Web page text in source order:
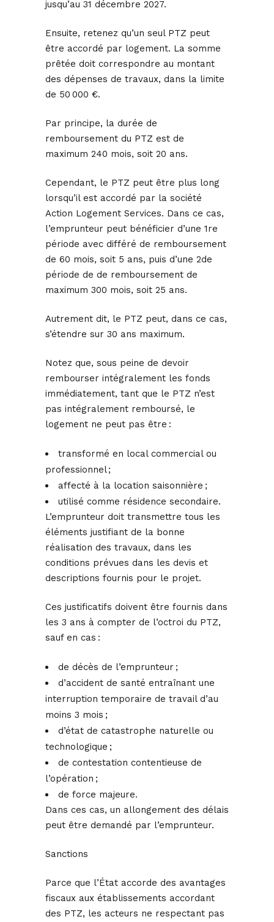
jusqu’au 31 décembre 2027.
Ensuite, retenez qu’un seul PTZ peut
être accordé par logement. La somme
prêtée doit correspondre au montant
des dépenses de travaux, dans la limite
de 50 000 €.
Par principe, la durée de
remboursement du PTZ est de
maximum 240 mois, soit 20 ans.
Cependant, le PTZ peut être plus long
lorsqu’il est accordé par la société
Action Logement Services. Dans ce cas,
l’emprunteur peut bénéficier d’une 1re
période avec différé de remboursement
de 60 mois, soit 5 ans, puis d’une 2de
période de de remboursement de
maximum 300 mois, soit 25 ans.
Autrement dit, le PTZ peut, dans ce cas,
s’étendre sur 30 ans maximum.
Notez que, sous peine de devoir
rembourser intégralement les fonds
immédiatement, tant que le PTZ n’est
pas intégralement remboursé, le
logement ne peut pas être :
transformé en local commercial ou
professionnel ;
affecté à la location saisonnière ;
utilisé comme résidence secondaire.
L’emprunteur doit transmettre tous les
éléments justifiant de la bonne
réalisation des travaux, dans les
conditions prévues dans les devis et
descriptions fournis pour le projet.
Ces justificatifs doivent être fournis dans
les 3 ans à compter de l’octroi du PTZ,
sauf en cas :
de décès de l’emprunteur ;
d’accident de santé entraînant une
interruption temporaire de travail d’au
moins 3 mois ;
d’état de catastrophe naturelle ou
technologique ;
de contestation contentieuse de
l’opération ;
de force majeure.
Dans ces cas, un allongement des délais
peut être demandé par l’emprunteur.
Sanctions
Parce que l’État accorde des avantages
fiscaux aux établissements accordant
des PTZ, les acteurs ne respectant pas